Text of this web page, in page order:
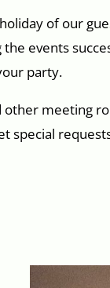
of our
events
party.
meeting
requests